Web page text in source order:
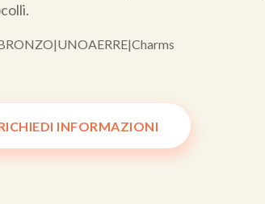
|UNOAERRE|Charms
INFORMAZIONI